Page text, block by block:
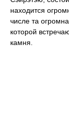
находится
числе та
которой
камня.